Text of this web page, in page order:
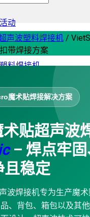
动
料焊接机
声波塑料焊接机
纫机
质提取机
锡片焊接机
线
洗机
波焊接机
计
声波塑料焊接机 /
带焊接方案
魔术贴焊接解决方案
贴超声波
– 焊点牢固
且稳定
波焊接机专为生产魔
、背包、箱包以及其